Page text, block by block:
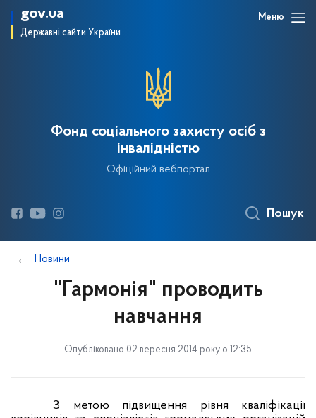
gov.ua
Державні сайти України
Меню
Фонд соціального захисту осіб з
інвалідністю
Офіційний вебпортал
Пошук
Новини
"Гармонія" проводить
навчання
Опубліковано 02 вересня 2014 року о 12:35
З метою підвищення рівня кваліфікації